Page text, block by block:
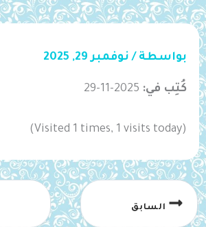
بواسطة / نوفمبر 29, 2025
كُتِب في: 2025-11-29
(Visited 1 times, 1 visits today)
السابق